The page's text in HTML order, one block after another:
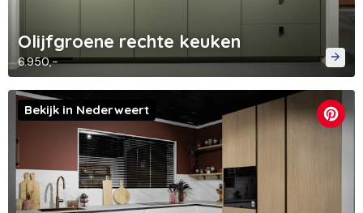
Olijfgroene rechte keuken
6.950,-
Bekijk in Nederweert